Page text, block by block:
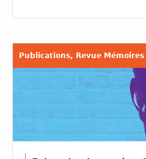
Publications, Revue Mémoires